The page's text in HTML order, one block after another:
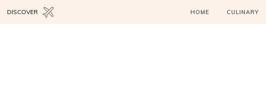
HOME CULINARY
DISCOVER